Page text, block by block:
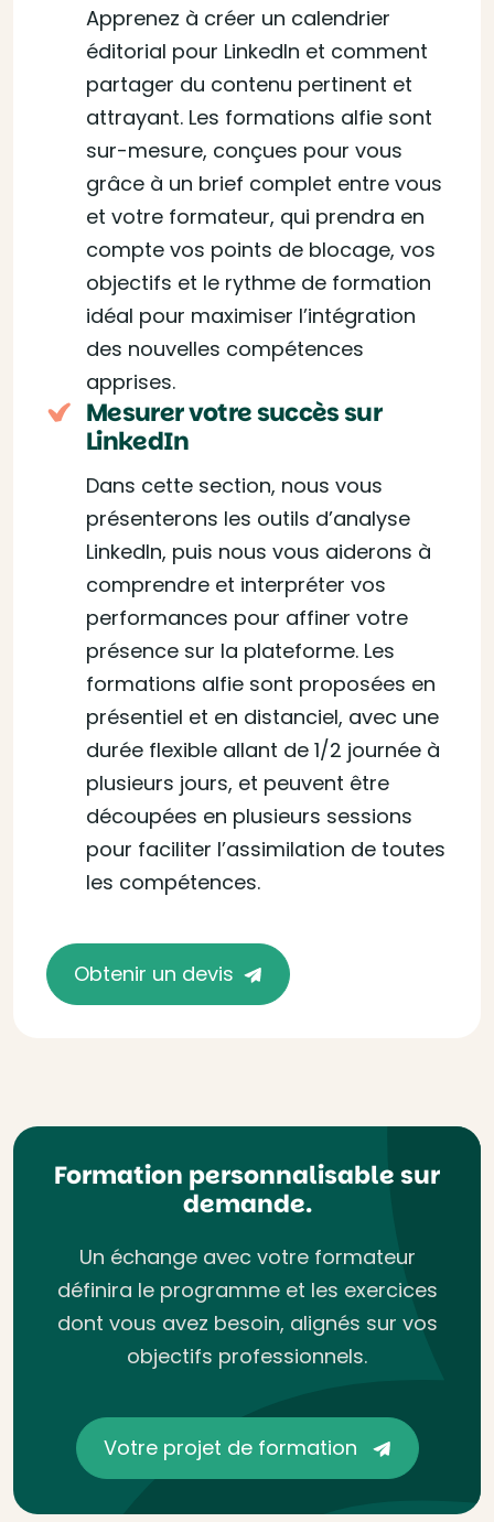
Apprenez à créer un calendrier
éditorial pour LinkedIn et comment
partager du contenu pertinent et
attrayant. Les formations alfie sont
sur-mesure, conçues pour vous
grâce à un brief complet entre vous
et votre formateur, qui prendra en
compte vos points de blocage, vos
objectifs et le rythme de formation
idéal pour maximiser l’intégration
des nouvelles compétences
apprises.
Mesurer votre succès sur
LinkedIn
Dans cette section, nous vous
présenterons les outils d’analyse
LinkedIn, puis nous vous aiderons à
comprendre et interpréter vos
performances pour affiner votre
présence sur la plateforme. Les
formations alfie sont proposées en
présentiel et en distanciel, avec une
durée flexible allant de 1/2 journée à
plusieurs jours, et peuvent être
découpées en plusieurs sessions
pour faciliter l’assimilation de toutes
les compétences.
Obtenir un devis
Formation personnalisable sur
demande.
Un échange avec votre formateur
définira le programme et les exercices
dont vous avez besoin, alignés sur vos
objectifs professionnels.
Votre projet de formation